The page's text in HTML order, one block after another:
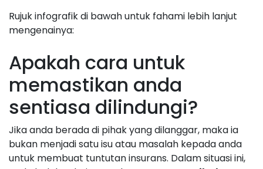
Rujuk infografik di bawah untuk fahami lebih lanjut
mengenainya:
Apakah cara untuk
memastikan anda
sentiasa dilindungi?
Jika anda berada di pihak yang dilanggar, maka ia
bukan menjadi satu isu atau masalah kepada anda
untuk membuat tuntutan insurans. Dalam situasi ini,